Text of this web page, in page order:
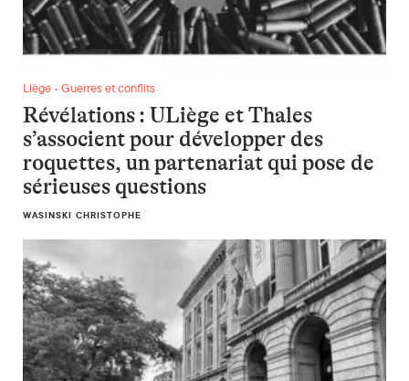
Révélations : ULiège et Thales s’associent pour
Liège • Guerres et conflits
Révélations : ULiège et Thales
s’associent pour développer des
roquettes, un partenariat qui pose de
sérieuses questions
WASINSKI CHRISTOPHE